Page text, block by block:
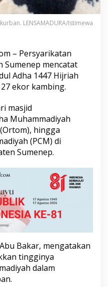
LENSAMADURA/Istimewa
– Persyarikatan
Sumenep mencatat
Adha 1447 Hijriah
ekor kambing.
masjid
Muhammadiyah
hingga
(PCM) di
Sumenep.
Bakar, mengatakan
tingginya
dalam